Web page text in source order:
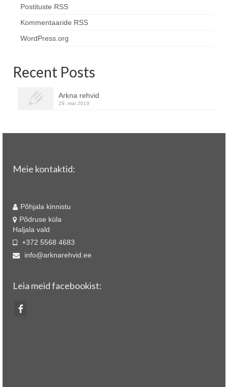
Postituste RSS
Kommentaaride RSS
WordPress.org
Recent Posts
Arkna rehvid
29. mai 2019
Meie kontaktid:
Põhjala kinnistu
Põdruse küla
Haljala vald
+372 5568 4683
info@arknarehvid.ee
Leia meid facebookist: